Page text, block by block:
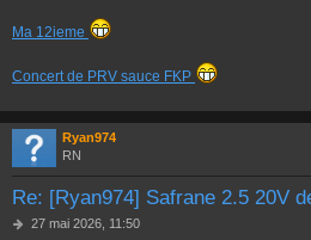
Ma 12ieme
Concert de PRV sauce FKP
Ryan974
RN
Re: [Ryan974] Safrane 2.5 20V
M
27 mai 2026, 11:50